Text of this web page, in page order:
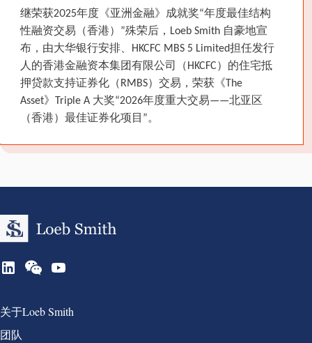
继荣获2025年度《亚洲金融》成就奖“年度最佳结构
性融资交易（香港）”殊荣后，Loeb Smith 自豪地宣
布，由大华银行安排、HKCFC MBS 5 Limited担任发行
人的香港金融资本集团有限公司（HKCFC）的住宅抵
押贷款支持证券化（RMBS）交易，荣获《The
Asset》Triple A 大奖“2026年度重大交易——北亚区
（香港）最佳证券化项目”。
Group 1
关于Loeb Smith
团队